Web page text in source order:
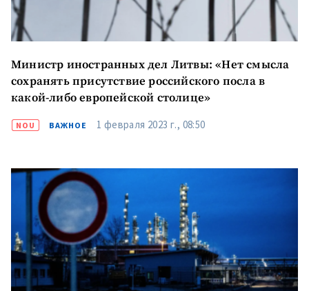
Министр иностранных дел Литвы: «Нет смысла
сохранять присутствие российского посла в
какой-либо европейской столице»
NOU ВАЖНОЕ 1 февраля 2023 г., 08:50